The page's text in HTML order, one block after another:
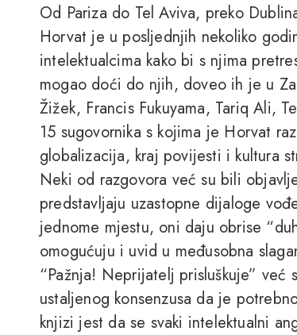
Od Pariza do Tel Aviva, preko
Horvat je u posljednjih nekoliko
intelektualcima kako bi s njima
mogao doći do njih, doveo ih je u
Žižek, Francis Fukuyama, Tariq Ali,
15 sugovornika s kojima je Horvat
globalizacija, kraj povijesti i kultura
Neki od razgovora već su bili
predstavljaju uzastopne dijaloge
jednome mjestu, oni daju obrise
omogućuju i uvid u međusobna
“Pažnja! Neprijatelj prisluškuje” već
ustaljenog konsenzusa da je
knjizi jest da se svaki intelektualni